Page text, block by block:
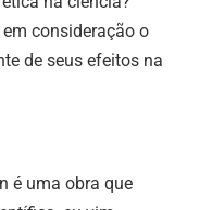
consideração o
de seus efeitos na
é uma obra que